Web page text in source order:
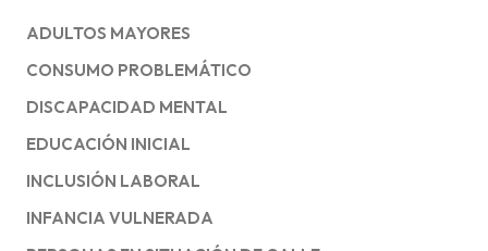
ADULTOS MAYORES
CONSUMO PROBLEMÁTICO
DISCAPACIDAD MENTAL
EDUCACIÓN INICIAL
INCLUSIÓN LABORAL
INFANCIA VULNERADA